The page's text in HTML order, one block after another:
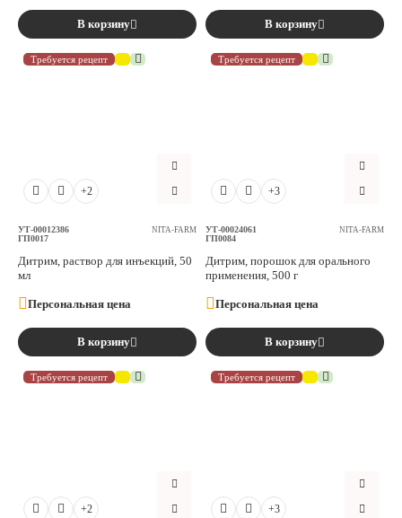
В корзину В корзину
Требуется рецепт
+2
УТ-00012386
ГП0017
NITA-FARM
Дитрим, раствор для инъекций, 50
мл
Персональная цена
В корзину
Требуется рецепт
+3
УТ-00024061
ГП0084
NITA-FARM
Дитрим, порошок для орального
применения, 500 г
Персональная цена
В корзину
Требуется рецепт
+2
Требуется рецепт
+3